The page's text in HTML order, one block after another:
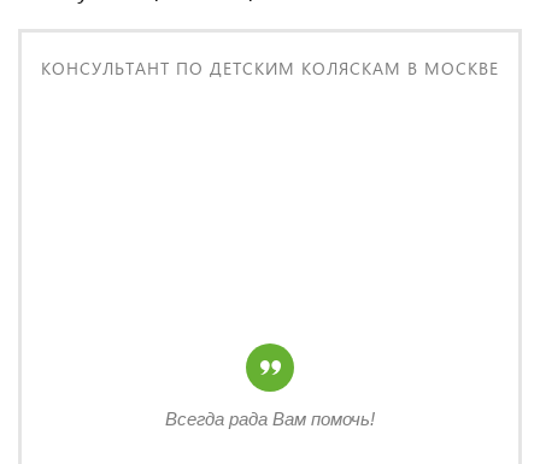
КОНСУЛЬТАНТ ПО ДЕТСКИМ КОЛЯСКАМ В МОСКВЕ
Всегда рада Вам помочь!